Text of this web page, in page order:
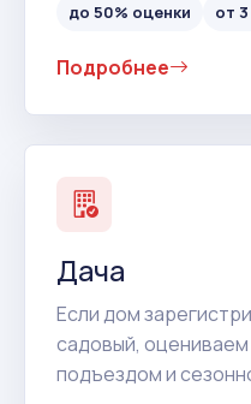
до 50% оценки от
Подробнее
Дача
Если дом
садовый, оцениваем
подъездом и